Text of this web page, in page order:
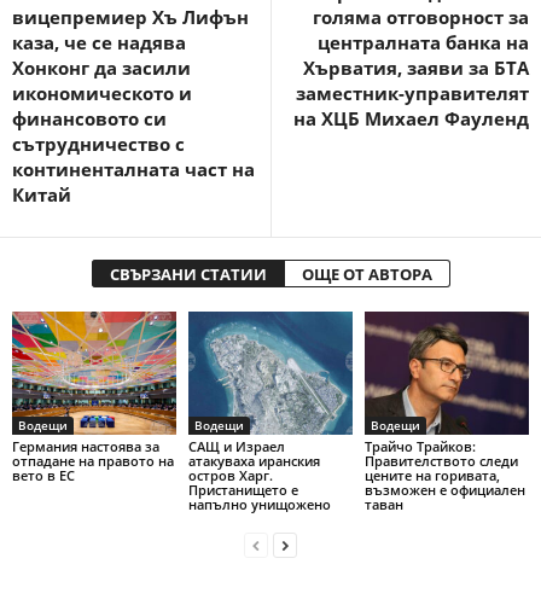
вицепремиер Хъ Лифън
каза, че се надява
Хонконг да засили
икономическото и
финансовото си
сътрудничество с
континенталната част на
Китай
голяма отговорност за
централната банка на
Хърватия, заяви за БТА
заместник-управителят
на ХЦБ Михаел Фауленд
СВЪРЗАНИ СТАТИИ ОЩЕ ОТ АВТОРА
Водещи
Германия настоява за
отпадане на правото на
вето в ЕС
Водещи
САЩ и Израел
атакуваха иранския
остров Харг.
Пристанището е
напълно унищожено
Водещи
Трайчо Трайков:
Правителството следи
цените на горивата,
възможен е официален
таван